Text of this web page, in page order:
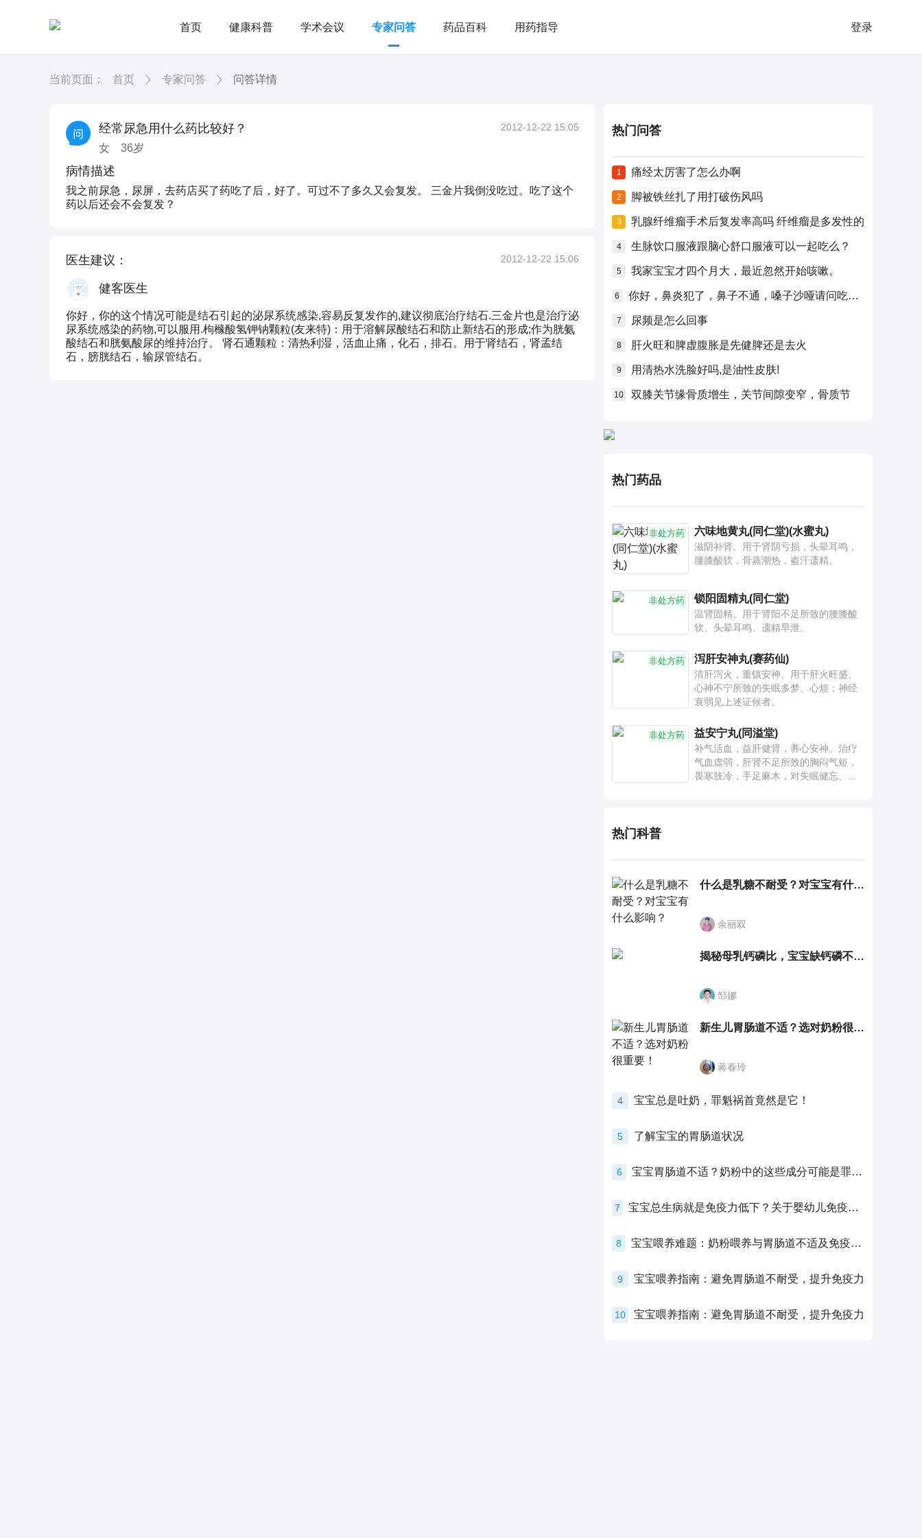
首页 健康科普 学术会议 专家问答 药品百科 用药指导 登录
当前页面： 首页 专家问答 问答详情
经常尿急用什么药比较好？
女 36岁
2012-12-22 15:05
病情描述
我之前尿急，尿屏，去药店买了药吃了后，好了。可过不了多久又会复发。 三金片我倒没吃过。吃了这个
药以后还会不会复发？
医生建议： 2012-12-22 15:06
健客医生
你好，你的这个情况可能是结石引起的泌尿系统感染,容易反复发作的,建议彻底治疗结石.三金片也是治疗泌
尿系统感染的药物,可以服用.枸橼酸氢钾钠颗粒(友来特)：用于溶解尿酸结石和防止新结石的形成;作为胱氨
酸结石和胱氨酸尿的维持治疗。 肾石通颗粒：清热利湿，活血止痛，化石，排石。用于肾结石，肾孟结
石，膀胱结石，输尿管结石。
热门问答
1 痛经太厉害了怎么办啊
2 脚被铁丝扎了用打破伤风吗
3 乳腺纤维瘤手术后复发率高吗 纤维瘤是多发性的
4 生脉饮口服液跟脑心舒口服液可以一起吃么？
5 我家宝宝才四个月大，最近忽然开始咳嗽。
6 你好，鼻炎犯了，鼻子不通，嗓子沙哑请问吃什么药比较好？
7 尿频是怎么回事
8 肝火旺和脾虚腹胀是先健脾还是去火
9 用清热水洗脸好吗,是油性皮肤!
10 双膝关节缘骨质增生，关节间隙变窄，骨质节
热门药品
非处方药 六味地黄丸(同仁堂)(水蜜丸)
滋阴补肾。用于肾阴亏损，头晕耳鸣，
腰膝酸软，骨蒸潮热，盗汗遗精。
非处方药 锁阳固精丸(同仁堂)
温肾固精。用于肾阳不足所致的腰膝酸
软、头晕耳鸣、遗精早泄。
非处方药 泻肝安神丸(赛药仙)
清肝泻火，重镇安神。用于肝火旺盛、
心神不宁所致的失眠多梦、心烦；神经
衰弱见上述证候者。
非处方药 益安宁丸(同溢堂)
补气活血，益肝健肾，养心安神。治疗
气血虚弱，肝肾不足所致的胸闷气短，
畏寒肢冷，手足麻木，对失眠健忘、神
热门科普
什么是乳糖不耐受？对宝宝有什么影响？
余丽双
揭秘母乳钙磷比，宝宝缺钙磷不再愁
邹娜
新生儿胃肠道不适？选对奶粉很重要！
蒋春玲
4 宝宝总是吐奶，罪魁祸首竟然是它！
5 了解宝宝的胃肠道状况
6 宝宝胃肠道不适？奶粉中的这些成分可能是罪魁祸首！
7 宝宝总生病就是免疫力低下？关于婴幼儿免疫力的真相，家长必须了解！
8 宝宝喂养难题：奶粉喂养与胃肠道不适及免疫力提升的奥秘
9 宝宝喂养指南：避免胃肠道不耐受，提升免疫力
10 宝宝喂养指南：避免胃肠道不耐受，提升免疫力